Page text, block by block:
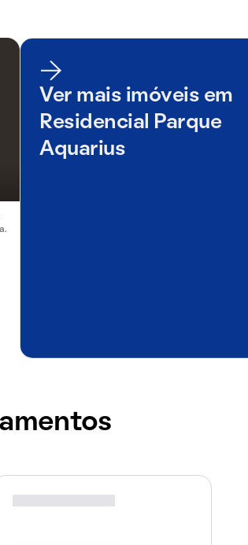
Ver mais imóveis em
Residencial Parque
Aquarius